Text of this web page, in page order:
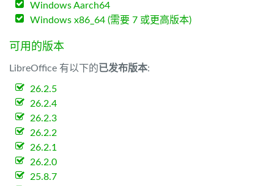
Windows Aarch64
Windows x86_64 (需要 7 或更高版本)
可用的版本
LibreOffice 有以下的已发布版本:
26.2.5
26.2.4
26.2.3
26.2.2
26.2.1
26.2.0
25.8.7